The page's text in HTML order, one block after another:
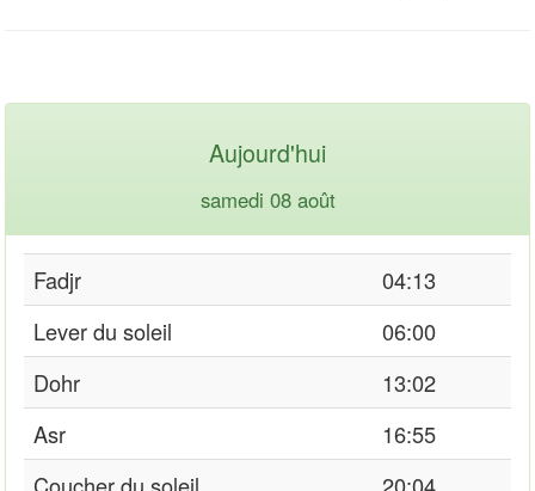
Aujourd'hui
samedi 08 août
Fadjr
04:13
Lever du soleil
06:00
Dohr
13:02
Asr
16:55
Coucher du soleil
20:04